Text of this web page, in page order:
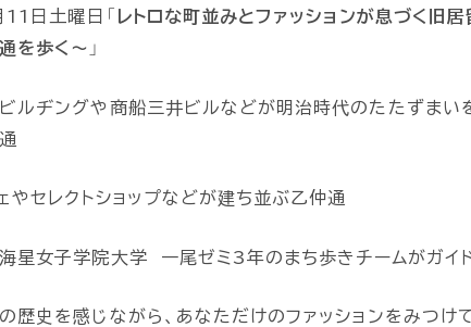
日土曜日「
レトロな町並みとファッションが息づく旧居
を歩く〜 」
ルヂングや商船三井ビルなどが明治時代のたたずまい
やセレクトショップなどが建ち並ぶ乙仲通
星女子学院大学 一尾ゼミ3年のまち歩きチームがガイ
歴史を感じながら、あなただけのファッションをみつけ